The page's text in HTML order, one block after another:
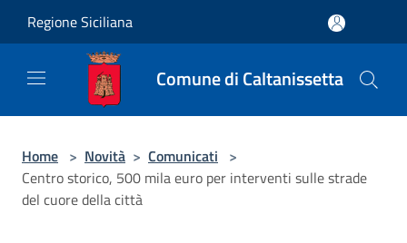
Regione Siciliana
Comune di Caltanissetta
Home > Novità > Comunicati >
Centro storico, 500 mila euro per interventi sulle strade
del cuore della città